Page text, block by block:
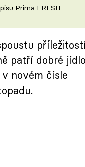
Prima FRESH
patří dobré
novém čísle